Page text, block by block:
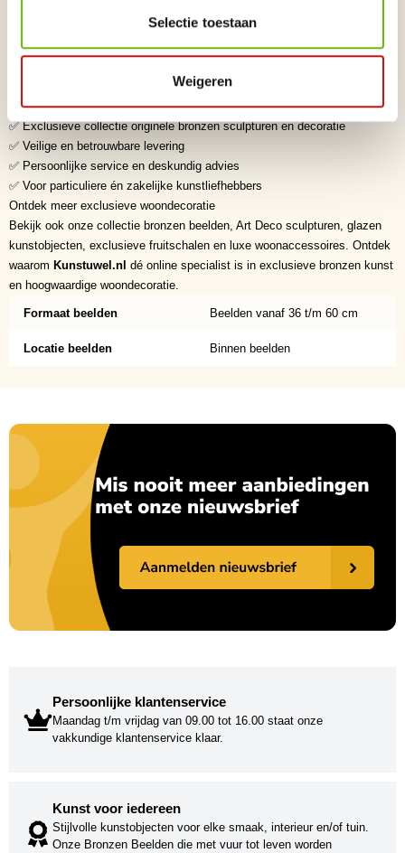
Selectie toestaan
Weigeren
Waarom kiezen voor Kunstuwel.nl?
✅ Dé online bronzenbeeldenwinkel voor exclusieve bronzen beelden en
✅ Zorgvuldig geselecteerde kunstenaars uit binnen- en buitenland
✅ Hoogwaardige kwaliteit en verfijnde afwerking
✅ Exclusieve collectie originele bronzen sculpturen en decoratie
✅ Veilige en betrouwbare levering
✅ Persoonlijke service en deskundig advies
✅ Voor particuliere én zakelijke kunstliefhebbers
Ontdek meer exclusieve woondecoratie
Bekijk ook onze collectie bronzen beelden, Art Deco sculpturen, glazen
kunstobjecten, exclusieve fruitschalen en luxe woonaccessoires. Ontdek
waarom Kunstuwel.nl dé online specialist is in exclusieve bronzen kunst
en hoogwaardige woondecoratie.
Formaat beelden Beelden vanaf 36 t/m 60 cm
Locatie beelden Binnen beelden
Persoonlijke klantenservice
Maandag t/m vrijdag van 09.00 tot 16.00 staat onze
vakkundige klantenservice klaar.
Kunst voor iedereen
Stijlvolle kunstobjecten voor elke smaak, interieur en/of tuin.
Onze Bronzen Beelden die met vuur tot leven worden